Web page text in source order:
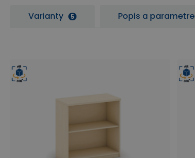
Varianty 5 Popis a parametre